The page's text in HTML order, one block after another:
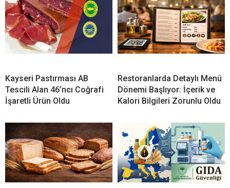
Kayseri Pastırması AB
Tescili Alan 46’ncı Coğrafi
İşaretli Ürün Oldu
Restoranlarda Detaylı Menü
Dönemi Başlıyor: İçerik ve
Kalori Bilgileri Zorunlu Oldu